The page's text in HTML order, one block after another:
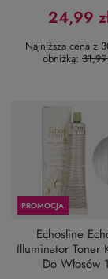
24,99
Najniższa cena z
obniżką: 31,99
PROMOCJA
Echosline
Illuminator Toner
Do Włosów